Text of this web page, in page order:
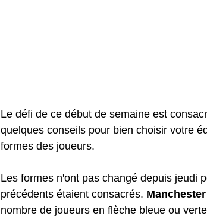
Le défi de ce début de semaine est
quelques conseils pour bien choisir votre
formes des joueurs.
Les formes n'ont pas changé depuis jeudi
précédents étaient consacrés.
nombre de joueurs en flèche bleue ou